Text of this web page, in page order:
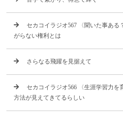
セカコイラジオ567 〈聞いた事ある
がらない権利とは
さらなる飛躍を見据えて
セカコイラジオ566 〈生涯学習力
方法が見えてきてるらしい